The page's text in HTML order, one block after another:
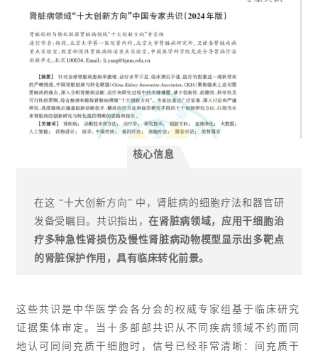
核心信息
在这 “十大创新方向” 中，肾脏病的细胞疗法和器官研
发备受瞩目。共识指出，在肾脏病领域，应用干细胞治
疗多种急性肾损伤及慢性肾脏病动物模型显示出多靶点
的肾脏保护作用，具有临床转化前景。
这些共识是中华医学会各分会的权威专家组基于临床研究
证据集体审定。当十多部部共识从不同疾病领域不约而同
地认可同间充质干细胞时，信号已经非常清晰：间充质干